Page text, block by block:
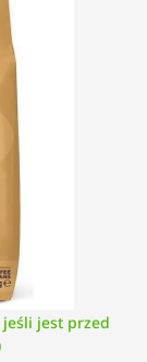
jest przed